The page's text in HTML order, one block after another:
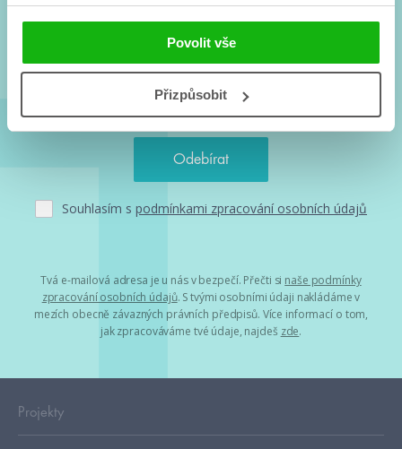
Povolit vše
Přizpůsobit
Souhlasím s podmínkami zpracování osobních údajů
Tvá e-mailová adresa je u nás v bezpečí. Přečti si naše podmínky
zpracování osobních údajů. S tvými osobními údaji nakládáme v
mezích obecně závazných právních předpisů. Více informací o tom,
jak zpracováváme tvé údaje, najdeš zde.
Projekty